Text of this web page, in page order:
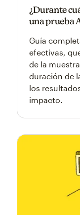
¿Durante
una prueba
Guía
efectivas,
de la
duración de
los
impacto.